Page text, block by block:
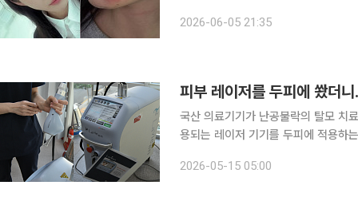
문 병원에서는 피부이식수술에 2년간
2026-06-05 21:35
피부 레이저를 두피에 쐈더
국산 의료기기가 난공불락의 탈모 치
용되는 레이저 기기를 두피에 적용하
의료기기 ‘라비앙’을 활용해 탈모 치
2026-05-15 05:00